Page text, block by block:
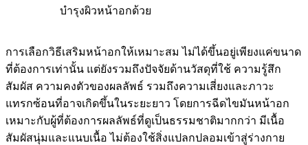
บำรุงผิวหน้าอกด้วย
การเลือกวิธีเสริมหน้าอกให้เหมาะสม ไม่ได้ขึ้นอยู่เพียงแค่ขนาด
ที่ต้องการเท่านั้น แต่ยังรวมถึงปัจจัยด้านวัสดุที่ใช้ ความรู้สึก
สัมผัส ความคงตัวของผลลัพธ์ รวมถึงความเสี่ยงและภาวะ
แทรกซ้อนที่อาจเกิดขึ้นในระยะยาว โดยการฉีดไขมันหน้าอก
เหมาะกับผู้ที่ต้องการผลลัพธ์ที่ดูเป็นธรรมชาติมากกว่า มีเนื้อ
สัมผัสนุ่มและแนบเนื้อ ไม่ต้องใช้สิ่งแปลกปลอมเข้าสู่ร่างกาย